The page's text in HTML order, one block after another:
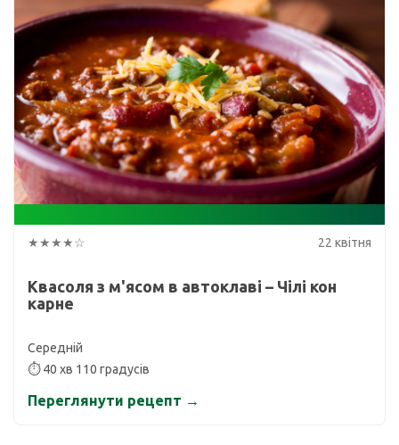
★★★★☆ 22 квітня
Квасоля з м'ясом в автоклаві – Чілі кон
карне
Середній
⏱ 40 хв 110 градусів
Переглянути рецепт →